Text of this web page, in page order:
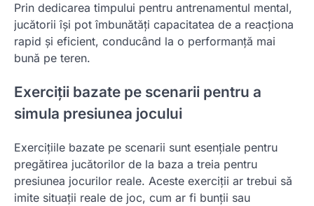
Prin dedicarea timpului pentru antrenamentul mental,
jucătorii își pot îmbunătăți capacitatea de a reacționa
rapid și eficient, conducând la o performanță mai
bună pe teren.
Exerciții bazate pe scenarii pentru a
simula presiunea jocului
Exercițiile bazate pe scenarii sunt esențiale pentru
pregătirea jucătorilor de la baza a treia pentru
presiunea jocurilor reale. Aceste exerciții ar trebui să
imite situații reale de joc, cum ar fi bunții sau